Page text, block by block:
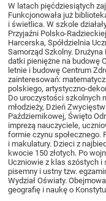
W latach pięćdziesiątych
Funkcjonowała już
i świetlica. W szkole
Przyjaźni Polsko-
Harcerska, Spółdzielnia
Samorząd Szkolny.
datki pieniężne na budowę
letnie i budowę Centrum
zainteresowań:
polskiego, artystyczno-
Do uroczystości szkolnych
młodzieży, Dzień
Październikowej, Święto
imprezą nauczyciele,
formie czynu społecznego.
i makulatury. Dzieci z
kwocie 150 złotych. Po
Uczniowie z klas szóstych
pisemny i ustny tzw.
Wydział Oświaty.
geografię i naukę o